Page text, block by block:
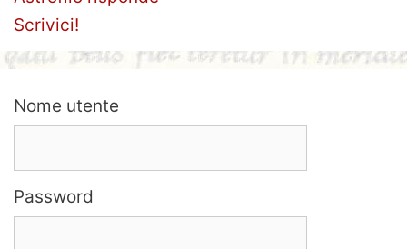
Scrivici!
Nome utente
Password